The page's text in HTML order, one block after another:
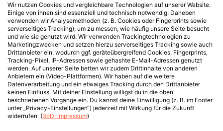
Wir nutzen Cookies und vergleichbare Technologien auf unserer Website.
Einige von ihnen sind essenziell und technisch notwendig. Daneben
verwenden wir Analysemethoden (z. B. Cookies oder Fingerprints sowie
serverseitiges Tracking), um zu messen, wie häufig unsere Seite besucht
und wie sie genutzt wird. Wir verwenden Trackingtechnologien zu
Marketingzwecken und setzen hierzu serverseitiges Tracking sowie auch
Drittanbieter ein, wodurch ggf. geräteübergreifend Cookies, Fingerprints,
Tracking-Pixel, IP-Adressen sowie gehashte E-Mail-Adressen genutzt
werden. Auf unserer Seite betten wir zudem Drittinhalte von anderen
Anbietern ein (Video-Plattformen). Wir haben auf die weitere
Datenverarbeitung und ein etwaiges Tracking durch den Drittanbieter
keinen Einfluss. Mit deiner Einstellung willigst du in die oben
beschriebenen Vorgänge ein. Du kannst deine Einwilligung (z. B. im Footer
unter „Privacy-Einstellungen“) jederzeit mit Wirkung für die Zukunft
widerrufen. (BoD-Impressum)